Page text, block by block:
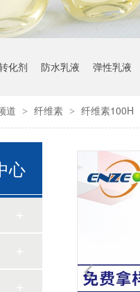
化剂 防水乳液 弹性乳液
道 > 纤维素 > 纤维素100H
心